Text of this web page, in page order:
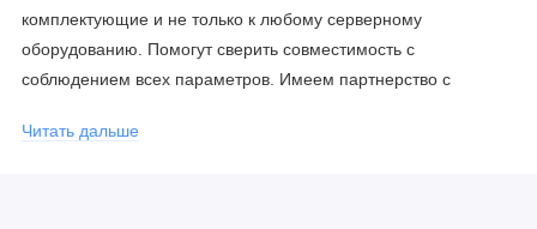
комплектующие и не только к любому серверному
оборудованию. Помогут сверить совместимость с
соблюдением всех параметров. Имеем партнерство с
обучение сотрудников, что позволяет исключить ошибки даже
Читать дальше